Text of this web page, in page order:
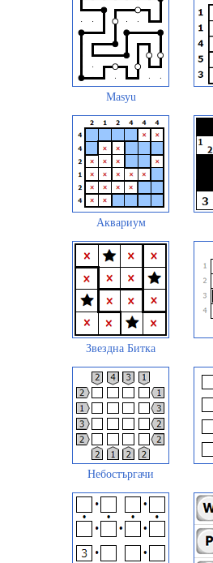
Masyu
Аквариум
Звездна Битка
Небостъргачи